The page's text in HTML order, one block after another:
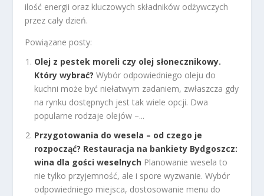
ilość energii oraz kluczowych składników odżywczych
przez cały dzień.
Powiązane posty:
Olej z pestek moreli czy olej słonecznikowy.
Który wybrać? Wybór odpowiedniego oleju do
kuchni może być niełatwym zadaniem, zwłaszcza gdy
na rynku dostępnych jest tak wiele opcji. Dwa
popularne rodzaje olejów –...
Przygotowania do wesela – od czego je
rozpocząć? Restauracja na bankiety Bydgoszcz:
wina dla gości weselnych Planowanie wesela to
nie tylko przyjemność, ale i spore wyzwanie. Wybór
odpowiedniego miejsca, dostosowanie menu do